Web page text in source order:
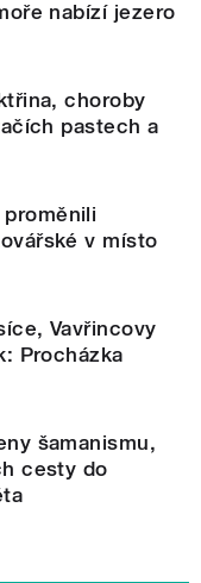
nabízí jezero
choroby
pastech a
v místo
Vavřincovy
Procházka
šamanismu,
cesty do